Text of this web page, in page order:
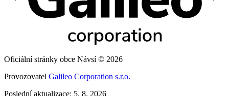
Oficiální stránky obce Návsí © 2026
Provozovatel Galileo Corporation s.r.o.
Poslední aktualizace: 5. 8. 2026